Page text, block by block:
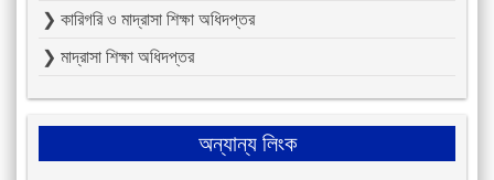
❯ কারিগরি ও মাদ্রাসা শিক্ষা অধিদপ্তর
❯ মাদ্রাসা শিক্ষা অধিদপ্তর
অন্যান্য লিংক